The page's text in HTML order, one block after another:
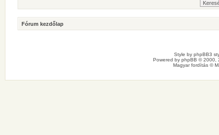
Fórum kezdőlap
Style by phpBB3
Powered by phpBB © 2000,
Magyar fordítás ©